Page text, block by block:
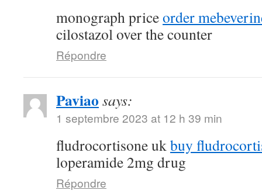
monograph priceorder
cilostazol over the counter
Répondre
Paviao says:
1 septembre 2023 at 12 h 39 min
fludrocortisone ukbuy
loperamide 2mg drug
Répondre